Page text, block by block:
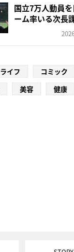
国立7万人動員
ーム率いる次長
ライフ コミック
美容 健康